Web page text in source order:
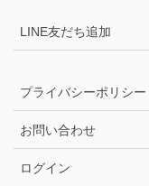
LINE友だち追加
プライバシーポリシー
お問い合わせ
ログイン